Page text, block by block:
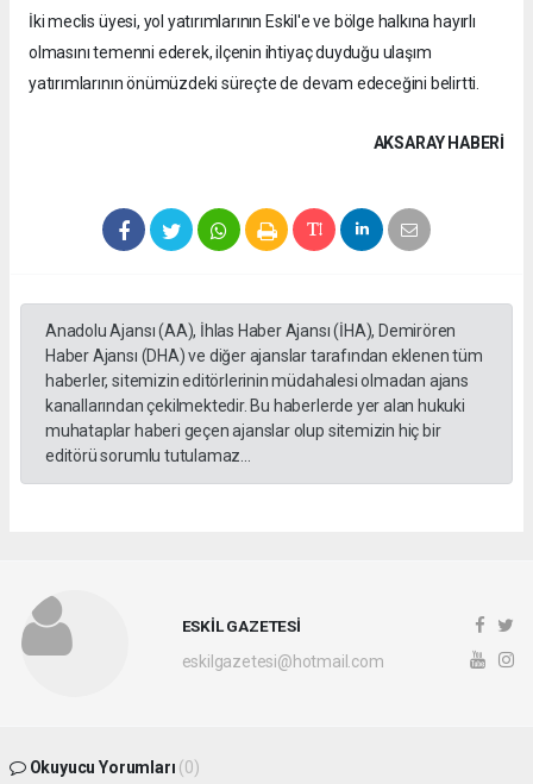
İki meclis üyesi, yol yatırımlarının Eskil'e ve bölge halkına hayırlı
olmasını temenni ederek, ilçenin ihtiyaç duyduğu ulaşım
yatırımlarının önümüzdeki süreçte de devam edeceğini belirtti.
AKSARAY HABERİ
Anadolu Ajansı (AA), İhlas Haber Ajansı (İHA), Demirören
Haber Ajansı (DHA) ve diğer ajanslar tarafından eklenen tüm
haberler, sitemizin editörlerinin müdahalesi olmadan ajans
kanallarından çekilmektedir. Bu haberlerde yer alan hukuki
muhataplar haberi geçen ajanslar olup sitemizin hiç bir
editörü sorumlu tutulamaz...
ESKİL GAZETESİ
eskilgazetesi@hotmail.com
Okuyucu Yorumları (0)